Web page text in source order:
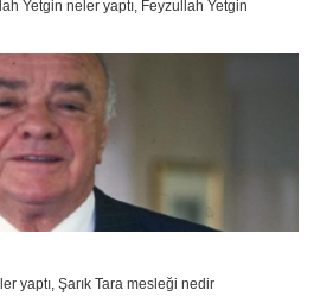
Yetgin neler yaptı, Feyzullah Yetgin
yaptı, Şarık Tara mesleği nedir